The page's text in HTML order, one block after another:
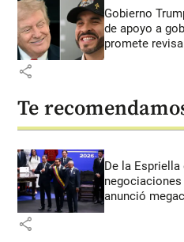
Gobierno
de apoyo a
promete
share
Te
De la
anunció
share